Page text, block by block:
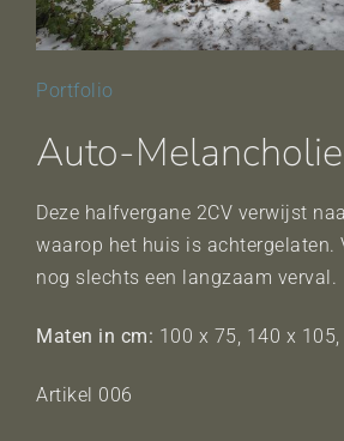
Portfolio
Auto-Melancholie
Deze halfvergane 2CV verwijst
waarop het huis is achtergelaten.
nog slechts een langzaam verval.
Maten in cm: 100 x 75, 140 x
Artikel 006